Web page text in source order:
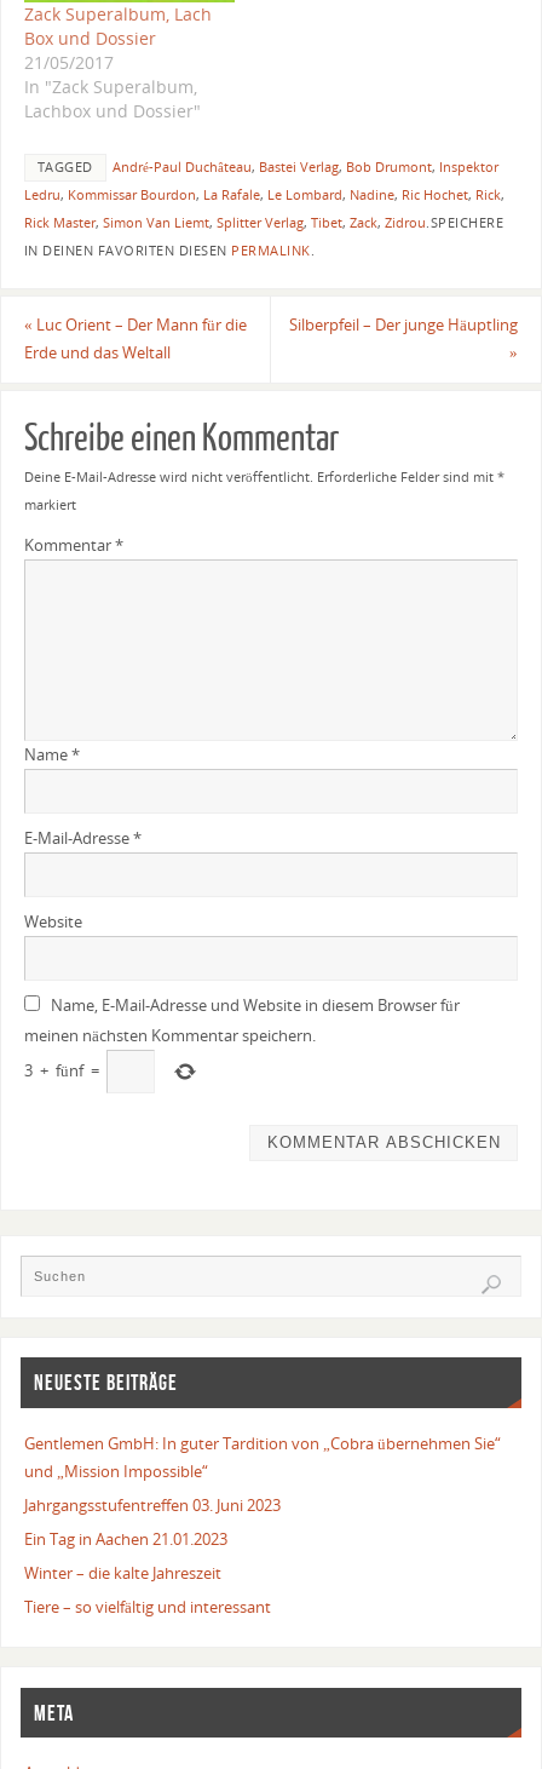
Zack Superalbum, Lach
Box und Dossier
21/05/2017
In "Zack Superalbum,
Lachbox und Dossier"
TAGGED André-Paul Duchâteau, Bastei Verlag, Bob Drumont, Inspektor
Ledru, Kommissar Bourdon, La Rafale, Le Lombard, Nadine, Ric Hochet, Rick,
Rick Master, Simon Van Liemt, Splitter Verlag, Tibet, Zack, Zidrou SPEICHERE
IN DEINEN FAVORITEN DIESEN PERMALINK
« Luc Orient – Der Mann für die
Erde und das Weltall
Silberpfeil – Der junge Häuptling
»
Schreibe einen Kommentar
Deine E-Mail-Adresse wird nicht veröffentlicht. Erforderliche Felder sind mit *
markiert
Kommentar*
Name*
E-Mail-Adresse*
Website
Name, E-Mail-Adresse und Website in diesem Browser für
meinen nächsten Kommentar speichern.
3 + fünf =
NEUESTE BEITRÄGE
Gentlemen GmbH: In guter Tardition von „Cobra übernehmen Sie“
und „Mission Impossible“
Jahrgangsstufentreffen 03. Juni 2023
Ein Tag in Aachen 21.01.2023
Winter – die kalte Jahreszeit
Tiere – so vielfältig und interessant
META